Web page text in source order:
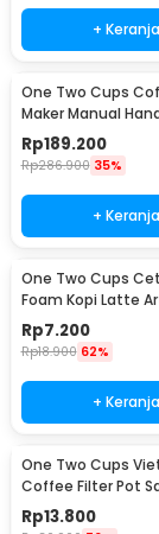
+
One Two Cups
Maker Manual
Espresso 300ml -
Rp189.200
Rp286.900 35%
+
One Two Cups
Foam Kopi Latte
JJYE01
Rp7.200
Rp18.900 62%
+
One Two Cups
Coffee Filter Pot
180ml 8Q - LC1
Rp13.800